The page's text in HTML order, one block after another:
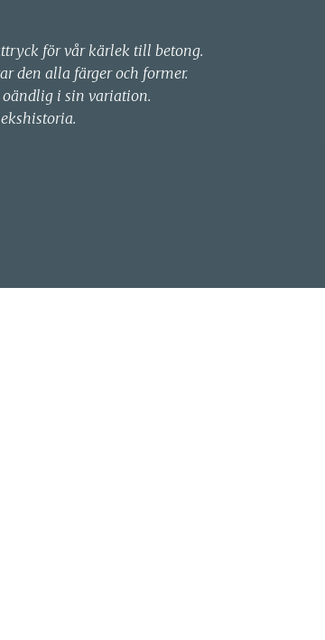
för vår kärlek till betong.
den alla färger och former.
oändlig i sin variation.